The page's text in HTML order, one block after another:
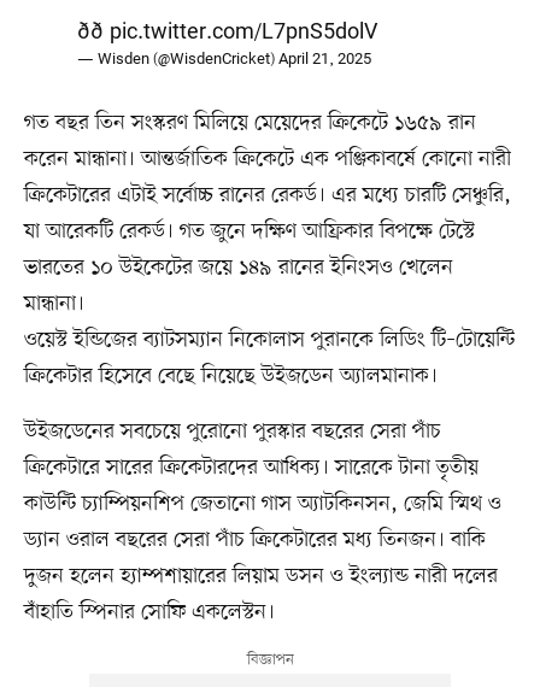
ðð pic.twitter.com/L7pnS5dolV
— Wisden (@WisdenCricket)April 21, 2025
গত বছর তিন সংস্করণ মিলিয়ে মেয়েদের ক্রিকেটে ১৬৫৯ রান
করেন মান্ধানা। আন্তর্জাতিক ক্রিকেটে এক পঞ্জিকাবর্ষে কোনো নারী
ক্রিকেটারের এটাই সর্বোচ্চ রানের রেকর্ড। এর মধ্যে চারটি সেঞ্চুরি,
যা আরেকটি রেকর্ড। গত জুনে দক্ষিণ আফ্রিকার বিপক্ষে টেস্টে
ভারতের ১০ উইকেটের জয়ে ১৪৯ রানের ইনিংসও খেলেন
মান্ধানা।
ওয়েস্ট ইন্ডিজের ব্যাটসম্যান নিকোলাস পুরানকে লিডিং টি–টোয়েন্টি
ক্রিকেটার হিসেবে বেছে নিয়েছে উইজডেন অ্যালমানাক।
উইজডেনের সবচেয়ে পুরোনো পুরস্কার বছরের সেরা পাঁচ
ক্রিকেটারে সারের ক্রিকেটারদের আধিক্য। সারেকে টানা তৃতীয়
কাউন্টি চ্যাম্পিয়নশিপ জেতানো গাস অ্যাটকিনসন, জেমি স্মিথ ও
ড্যান ওরাল বছরের সেরা পাঁচ ক্রিকেটারের মধ্য তিনজন। বাকি
দুজন হলেন হ্যাম্পশায়ারের লিয়াম ডসন ও ইংল্যান্ড নারী দলের
বাঁহাতি স্পিনার সোফি একলেস্টন।